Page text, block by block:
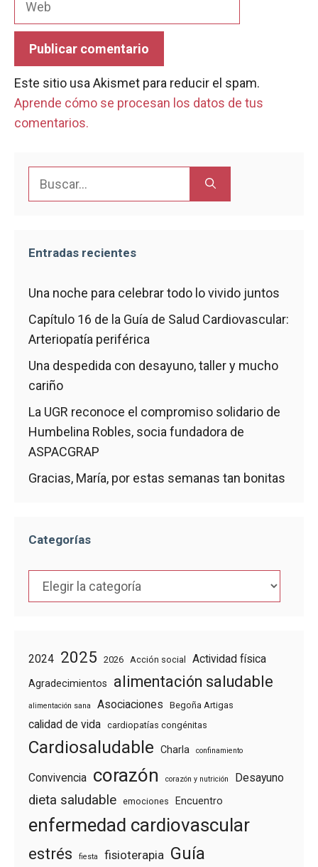
Este sitio usa Akismet para reducir el spam.
Aprende cómo se procesan los datos de tus
comentarios.
Entradas recientes
Una noche para celebrar todo lo vivido juntos
Capítulo 16 de la Guía de Salud Cardiovascular:
Arteriopatía periférica
Una despedida con desayuno, taller y mucho
cariño
La UGR reconoce el compromiso solidario de
Humbelina Robles, socia fundadora de
ASPACGRAP
Gracias, María, por estas semanas tan bonitas
Categorías
Categorías
2024 2025 2026 Acción social Actividad física
Agradecimientos alimentación saludable
alimentación sana Asociaciones Begoña Artigas
calidad de vida cardiopatías congénitas
Cardiosaludable Charla confinamiento
Convivencia corazón corazón y nutrición Desayuno
dieta saludable emociones Encuentro
enfermedad cardiovascular
estrés fiesta fisioterapia Guía